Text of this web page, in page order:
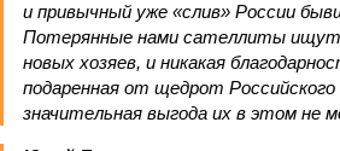
и привычный уже «слив» России
Потерянные нами сателлиты
новых хозяев, и никакая
подаренная от щедрот Российского
значительная выгода их в этом не